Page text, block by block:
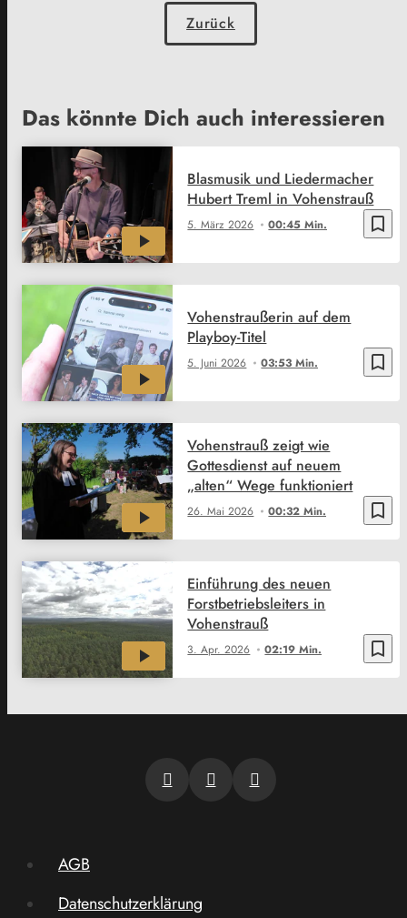
Zurück
Das könnte Dich auch interessieren
bookmark_border
5. März 2026 00:45 Min.
Blasmusik und Liedermacher
Hubert Treml in Vohenstrauß
bookmark_border
5. Juni 2026 03:53 Min.
Vohenstraußerin auf dem
Playboy-Titel
bookmark_border
26. Mai 2026 00:32 Min.
Vohenstrauß zeigt wie
Gottesdienst auf neuem
„alten“ Wege funktioniert
bookmark_border
3. Apr. 2026 02:19 Min.
Einführung des neuen
Forstbetriebsleiters in
Vohenstrauß
AGB
Datenschutzerklärung